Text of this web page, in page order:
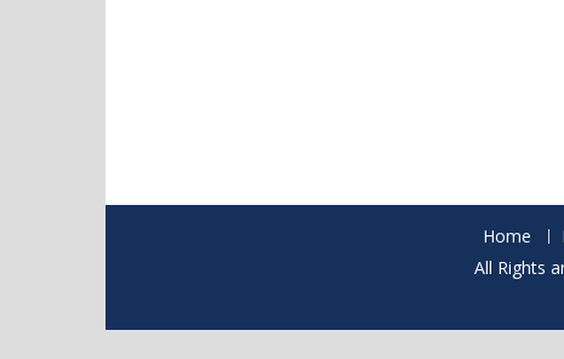
Home
All Rights